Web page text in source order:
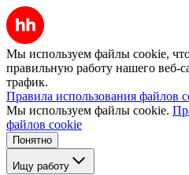
Мы используем файлы cookie,
правильную работу нашего веб-
трафик.
Правила использования файлов
Мы используем файлы cookie.
файлов cookie
Понятно
Ищу работу